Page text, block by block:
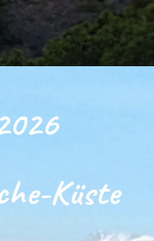
6
Küste